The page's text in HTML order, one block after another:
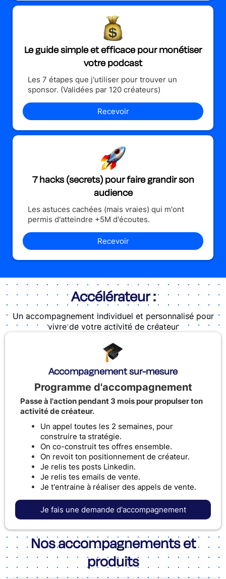
Le guide simple et efficace pour monétiser
votre podcast
Les 7 étapes que j'utiliser pour trouver un
sponsor. (Validées par 120 créateurs)
Recevoir
7 hacks (secrets) pour faire grandir son
audience
Les astuces cachées (mais vraies) qui m'ont
permis d'atteindre +5M d'écoutes.
Recevoir
Accélérateur :
Un accompagnement individuel et personnalisé pour
vivre de votre activité de créateur
Accompagnement sur-mesure
Programme d'accompagnement
Passe à l'action pendant 3 mois pour propulser ton
activité de créateur.
Un appel toutes les 2 semaines, pour
construire ta stratégie.
On co-construit tes offres ensemble.
On revoit ton positionnement de créateur.
Je relis tes posts Linkedin.
Je relis tes emails de vente.
Je t'entraine à réaliser des appels de vente.
Je fais une demande d'accompagnement
Nos accompagnements et
produits